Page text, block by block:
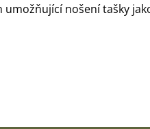
nošení tašky